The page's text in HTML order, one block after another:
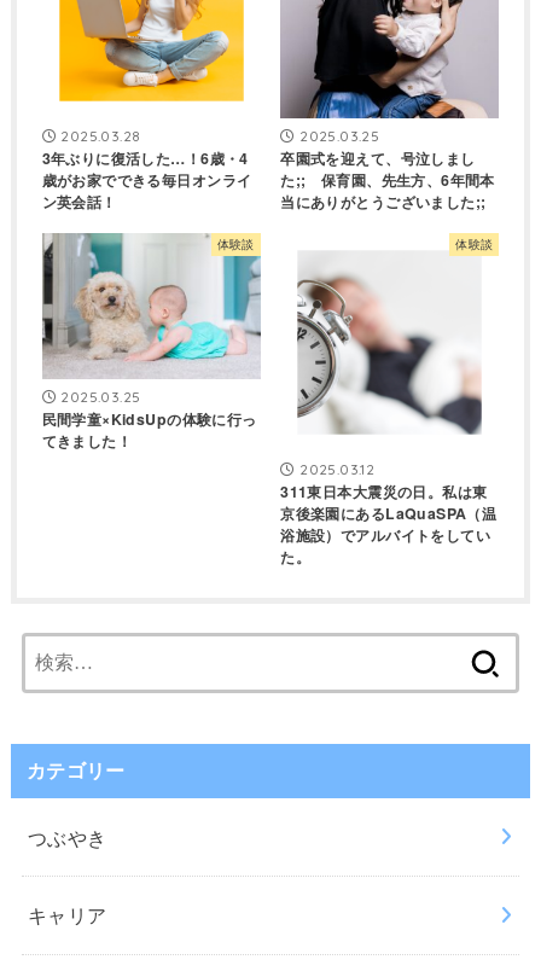
2025.03.28
3年ぶりに復活した…！6歳・4
歳がお家でできる毎日オンライ
ン英会話！
2025.03.25
卒園式を迎えて、号泣しまし
た;; 保育園、先生方、6年間本
当にありがとうございました;;
体験談
2025.03.25
民間学童×KidsUpの体験に行っ
てきました！
体験談
2025.03.12
311東日本大震災の日。私は東
京後楽園にあるLaQuaSPA（温
浴施設）でアルバイトをしてい
た。
索:
カテゴリー
つぶやき
キャリア